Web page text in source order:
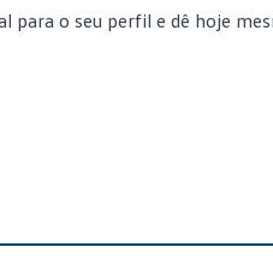
para o seu perfil e dê hoje